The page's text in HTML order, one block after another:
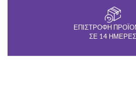
ΕΠΙΣΤΡΟΦΉ
ΣΕ 14 ΗΜΈΡΕΣ